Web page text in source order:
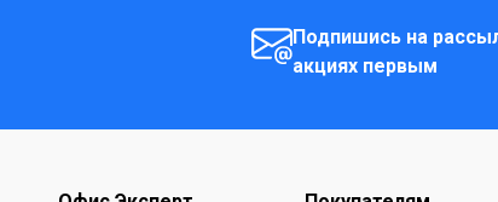
Подпишись на
акциях первым